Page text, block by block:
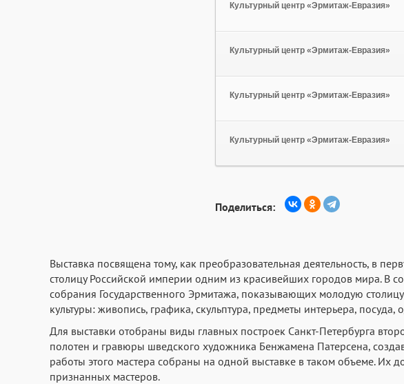
Культурный центр «Эрмитаж-Евразия»
Культурный центр «Эрмитаж-Евразия»
Культурный центр «Эрмитаж-Евразия»
Культурный центр «Эрмитаж-Евразия»
Поделиться:
Выставка посвящена тому, как преобразовательная деятельность, в
столицу Российской империи одним из красивейших городов мира. В
собрания Государственного Эрмитажа, показывающих молодую
культуры: живопись, графика, скульптура, предметы интерьера,
Для выставки отобраны виды главных построек Санкт-Петербурга
полотен и гравюры шведского художника Бенжамена Патерсена,
работы этого мастера собраны на одной выставке в таком объеме. Их
признанных мастеров.